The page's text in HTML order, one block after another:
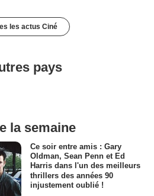
les actus Ciné
pays
la semaine
Ce soir entre amis : Gary
Oldman, Sean Penn et Ed
Harris dans l'un des meilleurs
thrillers des années 90
injustement oublié !